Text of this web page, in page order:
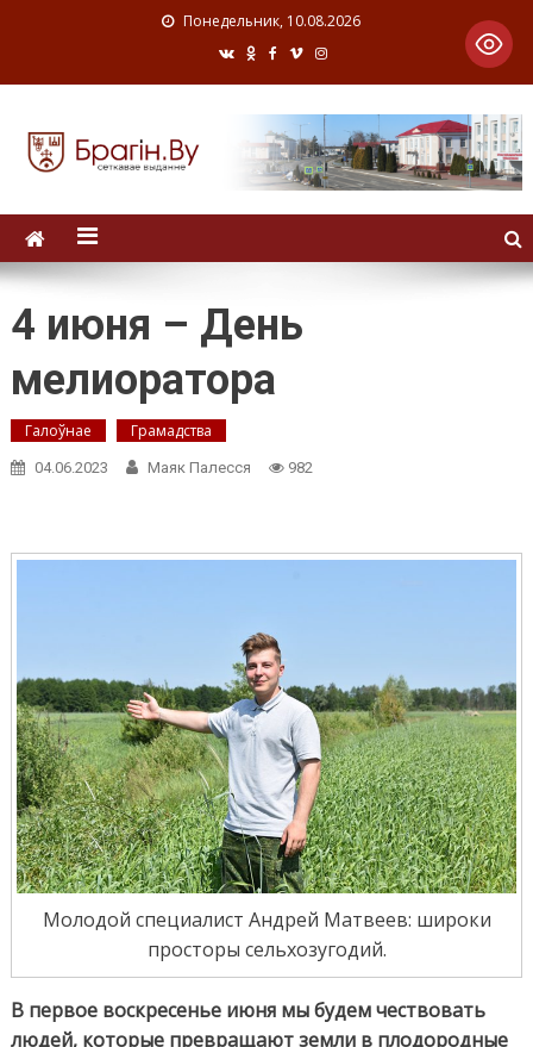
Понедельник, 10.08.2026
4 июня – День
мелиоратора
Галоўнае Грамадства
04.06.2023 Маяк Палесся 982
Молодой специалист Андрей Матвеев: широки
просторы сельхозугодий.
В первое воскресенье июня мы будем чествовать
людей, которые превращают земли в плодородные